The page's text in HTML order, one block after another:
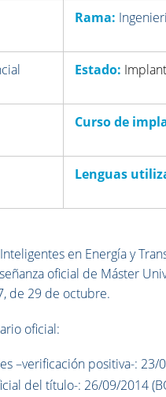
Rama:
Estado:
Curso de
Lenguas
en Energía y
oficial de Máster
de 29 de octubre.
oficial:
–verificación positiva-: 23/
del título-: 26/09/2014